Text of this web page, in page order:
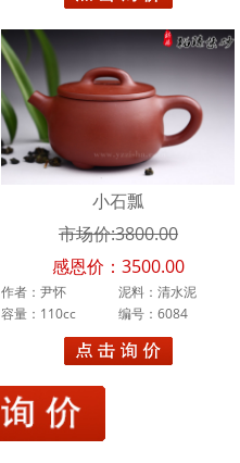
小石瓢
市场价:3800.00
感恩价：3500.00
作者：尹怀
泥料：清水泥
容量：110cc
编号：6084